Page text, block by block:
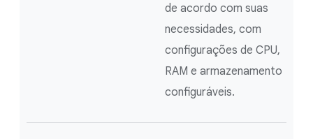
de acordo com suas
necessidades, com
configurações de CPU,
RAM e armazenamento
configuráveis.